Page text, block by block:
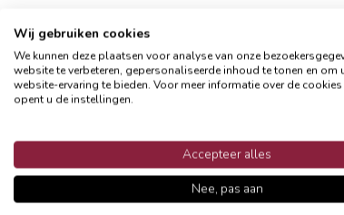
Bloemen & strepen, hoe leuk is deze combinatie
relaxen in de zon. Combineer met effen
Het materiaal is een mix van katoen/polyester, een
behandeld om gedurende het hele jaar buiten te
tegen invloeden van dauw, transpiratie en lichte
binnen te halen. Je kunt de hoes af te sluiten met
de hoes langer mooi en beter van vorm.
- Materiaal: katoen/ polyester
Wij gebruiken cookies
We kunnen deze plaatsen voor analyse van onze
website te verbeteren, gepersonaliseerde inhoud te tonen en om
website-ervaring te bieden. Voor meer informatie over de
opent u de instellingen.
Accepteer alles
Nee, pas aan